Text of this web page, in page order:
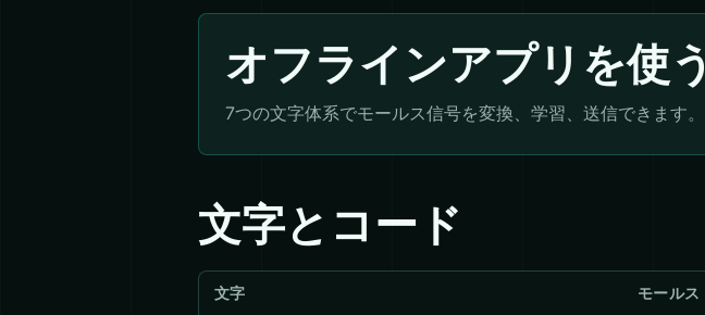
オフラインアプリを使う
7つの文字体系でモールス信号を変換、学習、送信できます。
文字とコード
文字 モールス